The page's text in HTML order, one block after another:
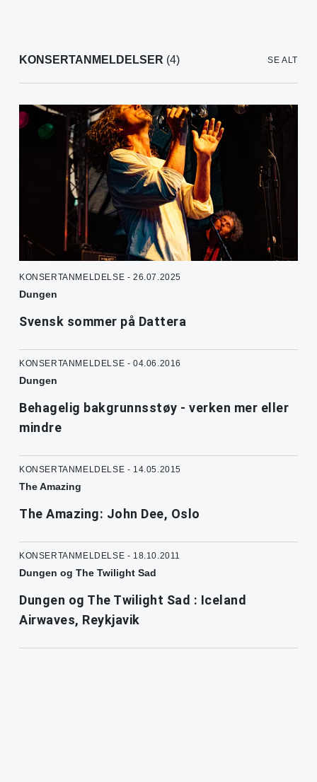
KONSERTANMELDELSER (4) SE ALT
KONSERTANMELDELSE - 26.07.2025
Dungen
Svensk sommer på Dattera
KONSERTANMELDELSE - 04.06.2016
Dungen
Behagelig bakgrunnsstøy - verken mer eller
mindre
KONSERTANMELDELSE - 14.05.2015
The Amazing
The Amazing: John Dee, Oslo
KONSERTANMELDELSE - 18.10.2011
Dungen og The Twilight Sad
Dungen og The Twilight Sad : Iceland
Airwaves, Reykjavik